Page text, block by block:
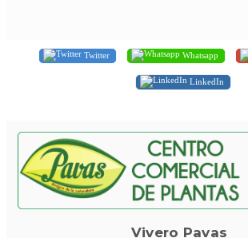
Twitter Whatsapp
LinkedIn
Vivero Pavas